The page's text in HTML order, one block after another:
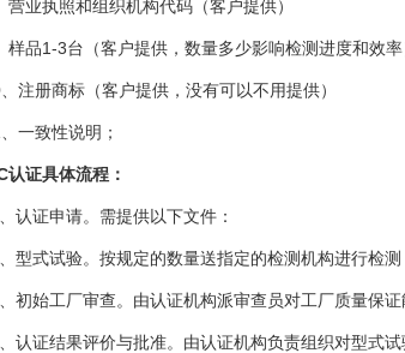
营业执照和组织机构代码（客户提供）
样品1-3台（客户提供，数量多少影响检测进度和效率
注册商标（客户提供，没有可以不用提供）
一致性说明；
认证具体流程：
认证申请。需提供以下文件：
型式试验。按规定的数量送指定的检测机构进行检测
初始工厂审查。由认证机构派审查员对工厂质量保
认证结果评价与批准。由认证机构负责组织对型式